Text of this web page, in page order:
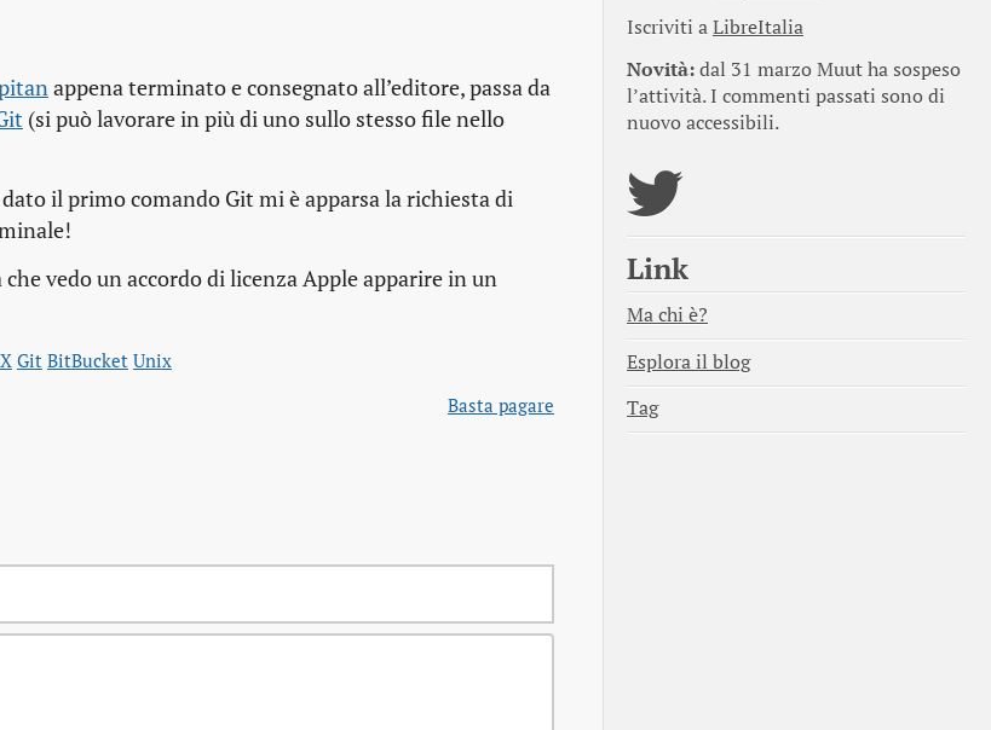
appena terminato e consegnato all’editore, passa da
(si può lavorare in più di uno sullo stesso file nello
il primo comando Git mi è apparsa la richiesta di
vedo un accordo di licenza Apple apparire in un
Git BitBucket Unix
Basta pagare
Iscriviti aLibreItalia
Novità:dal 31 marzo Muut ha sospeso
l’attività. I commenti passati sono di
nuovo accessibili.
Link
Ma chi è?
Esplora il blog
Tag